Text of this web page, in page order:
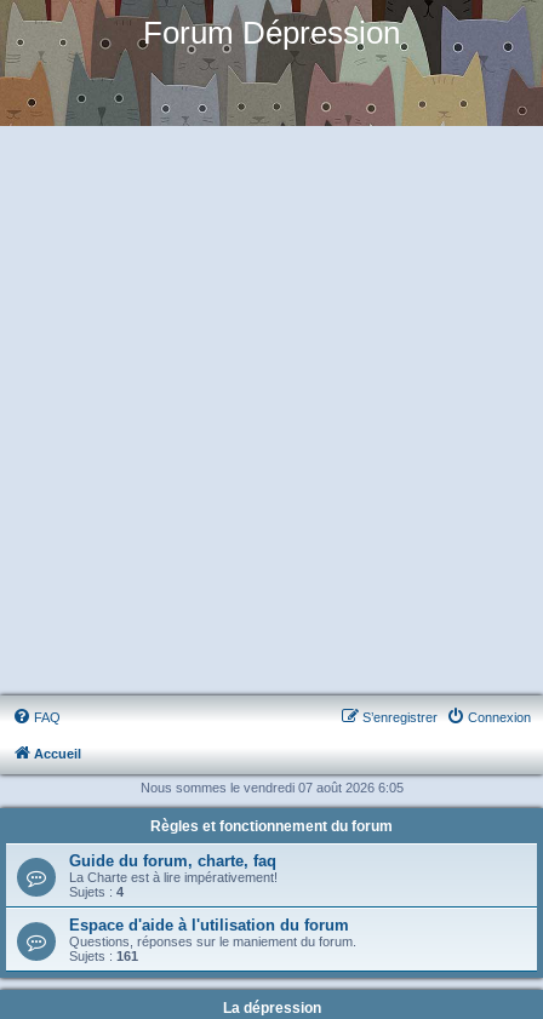
Forum Dépression
FAQ Connexion
S’enregistrer
Accueil
Nous sommes le vendredi 07 août 2026 6:05
Règles et fonctionnement du forum
Guide du forum, charte, faq
La Charte est à lire impérativement!
Sujets : 4
Espace d'aide à l'utilisation du forum
Questions, réponses sur le maniement du forum.
Sujets : 161
La dépression